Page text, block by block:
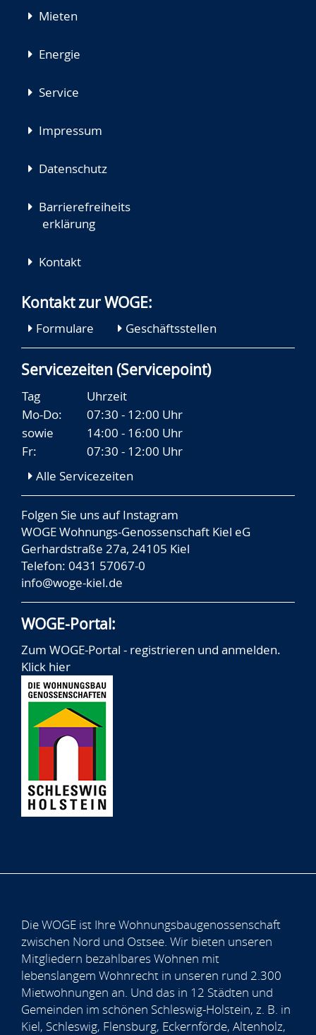
Mieten
Energie
Service
Impressum
Datenschutz
Barrierefreiheits
erklärung
Kontakt
Kontakt zur WOGE:
Formulare Geschäftsstellen
Servicezeiten (Servicepoint)
Tag
Uhrzeit
Mo-Do:
07:30 - 12:00 Uhr
sowie
14:00 - 16:00 Uhr
Fr:
07:30 - 12:00 Uhr
Alle Servicezeiten
Folgen Sie uns aufInstagram
WOGE Wohnungs-Genossenschaft Kiel eG
Gerhardstraße 27a, 24105 Kiel
Telefon: 0431 57067-0
info@woge-kiel.de
WOGE-Portal:
Zum WOGE-Portal - registrieren und anmelden.
Klick hier
Die WOGE ist Ihre Wohnungsbaugenossenschaft
zwischen Nord und Ostsee. Wir bieten unseren
Mitgliedern bezahlbares Wohnen mit
lebenslangem Wohnrecht in unseren rund 2.300
Mietwohnungen an. Und das in 12 Städten und
Gemeinden im schönen Schleswig-Holstein, z. B. in
Kiel, Schleswig, Flensburg, Eckernförde, Altenholz,